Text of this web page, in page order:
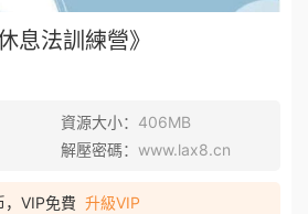
息法訓練營》
資源大小： 406MB
解壓密碼： www.lax8.cn
，VIP免費 升級VIP